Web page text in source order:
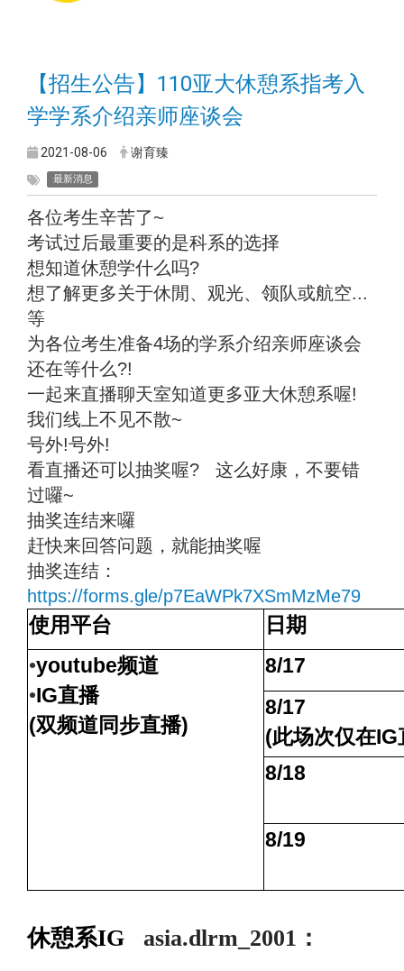
【招生公告】110亚大休憩系指考入
学学系介绍亲师座谈会
2021-08-06 谢育臻
最新消息
各位考生辛苦了~
考试过后最重要的是科系的选择
想知道休憩学什么吗?
想了解更多关于休閒、观光、领队或航空...
等
为各位考生准备4场的学系介绍亲师座谈会
还在等什么?!
一起来直播聊天室知道更多亚大休憩系喔!
我们线上不见不散~
号外!号外!
看直播还可以抽奖喔? 这么好康，不要错
过囉~
抽奖连结来囉
赶快来回答问题，就能抽奖喔
抽奖连结：
https://forms.gle/p7EaWPk7XSmMzMe79
使用平台
日期
•youtube频道
•IG直播
(双频道同步直播)
8/17
8/17
(此场次仅在IG
8/18
8/19
休憩系IG asia.dlrm_2001 ：